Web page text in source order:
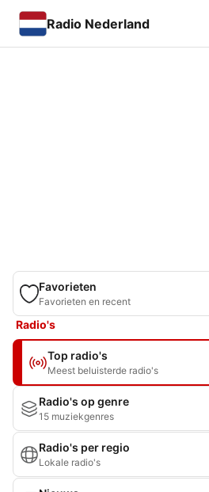
Radio Nederland
Favorieten
Favorieten en recent
Radio's
Top radio's
Meest beluisterde radio's
Radio's op genre
15 muziekgenres
Radio's per regio
Lokale radio's